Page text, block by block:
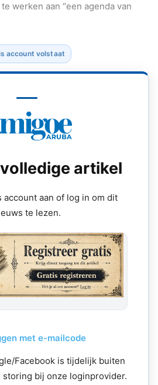
werken aan “een agenda van
account volstaat
artikel
account aan of log in om dit
te lezen.
met e-mailcode
Facebook is tijdelijk buiten
bij onze loginprovider.